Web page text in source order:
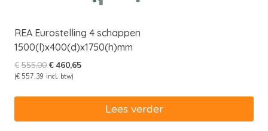
REA Eurostelling 4 schappen
1500(l)x400(d)x1750(h)mm
€555,00Oorspronkelijke
prijs
€460,65Huidige
€460,65.
(€ 557,39 incl. btw)
Lees verder